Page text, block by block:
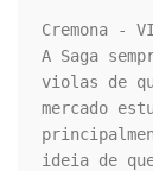
Cremona -
A Saga
violas de
mercado
ideia de